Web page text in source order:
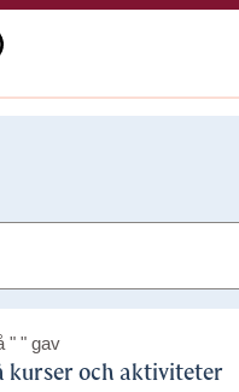
" " gav
kurser och aktiviteter